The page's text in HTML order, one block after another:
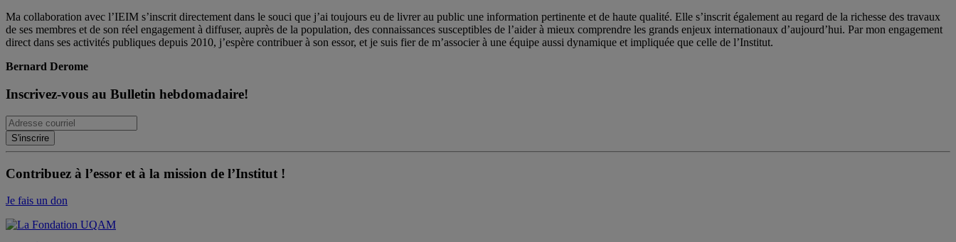
Ma collaboration avec l’IEIM s’inscrit directement dans le souci que j’ai toujours eu de livrer au public une information pertinente et de haute qualité. Elle s’inscrit également au regard de la richesse des travaux
de ses membres et de son réel engagement à diffuser, auprès de la population, des connaissances susceptibles de l’aider à mieux comprendre les grands enjeux internationaux d’aujourd’hui. Par mon engagement
direct dans ses activités publiques depuis 2010, j’espère contribuer à son essor, et je suis fier de m’associer à une équipe aussi dynamique et impliquée que celle de l’Institut.
Bernard Derome
Inscrivez-vous au Bulletin hebdomadaire!
Contribuez à l’essor et à la mission de l’Institut !
Je fais un don